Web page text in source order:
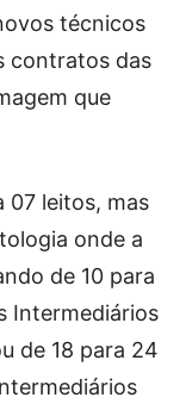
técnicos
contratos das
que
07 leitos, mas
onde a
de 10 para
Intermediários
de 18 para 24